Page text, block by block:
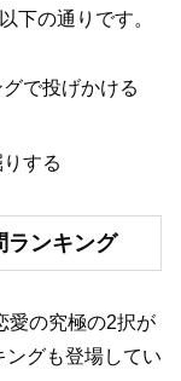
下の通りです。
で投げかける
する
ランキング
愛の究極の2択が
ングも登場してい